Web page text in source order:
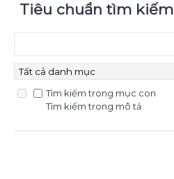
Tiêu chuẩn tìm kiếm
Tìm kiếm trong mục con
Tìm kiếm trong mô tả